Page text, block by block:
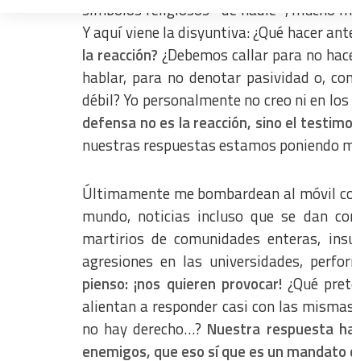
símbolos religiosos –de nadie–, mucho
Y aquí viene la disyuntiva: ¿Qué hacer
la reacción? ¿Debemos callar para no
hablar, para no denotar pasividad o,
débil? Yo personalmente no creo ni en
defensa no es la reacción, sino el
nuestras respuestas estamos poniendo
Últimamente me bombardean al móvil
mundo, noticias incluso que se dan
martirios de comunidades enteras,
agresiones en las universidades,
pienso: ¡nos quieren provocar! ¿Qué
alientan a responder casi con las
no hay derecho…? Nuestra respuesta
enemigos, que eso sí que es un mandato
Measure advertising performance
Measure content performance
Understand audiences through statistics or combinations of
Develop and improve services
Use limited data to select content
Use precise geolocation data
Identify devices based on information actively requested
Non-IAB processing purposes: